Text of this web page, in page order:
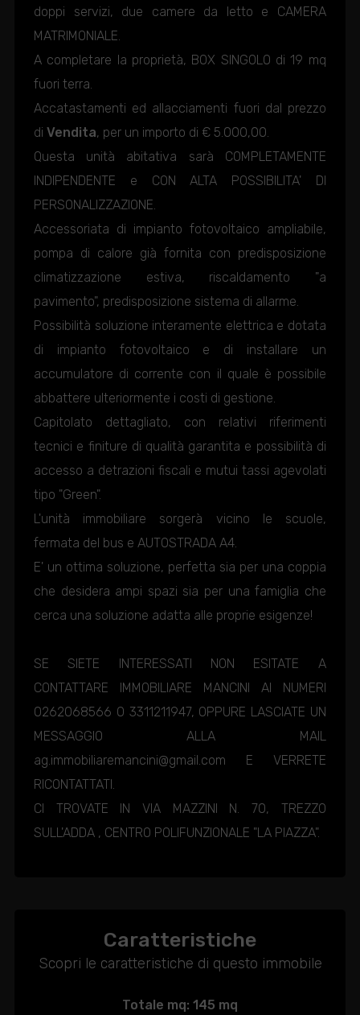
doppi servizi, due camere da letto e CAMERA
MATRIMONIALE.
A completare la proprietà, BOX SINGOLO di 19 mq
fuori terra.
Accatastamenti ed allacciamenti fuori dal prezzo
diVendita, per un importo di € 5.000,00.
Questa unità abitativa sarà COMPLETAMENTE
INDIPENDENTE e CON ALTA POSSIBILITA' DI
PERSONALIZZAZIONE.
Accessoriata di impianto fotovoltaico ampliabile,
pompa di calore già fornita con predisposizione
climatizzazione estiva, riscaldamento "a
pavimento", predisposizione sistema di allarme.
Possibilità soluzione interamente elettrica e dotata
di impianto fotovoltaico e di installare un
accumulatore di corrente con il quale è possibile
abbattere ulteriormente i costi di gestione.
Capitolato dettagliato, con relativi riferimenti
tecnici e finiture di qualità garantita e possibilità di
accesso a detrazioni fiscali e mutui tassi agevolati
tipo "Green".
L'unità immobiliare sorgerà vicino le scuole,
fermata del bus e AUTOSTRADA A4.
E' un ottima soluzione, perfetta sia per una coppia
che desidera ampi spazi sia per una famiglia che
cerca una soluzione adatta alle proprie esigenze!
SE SIETE INTERESSATI NON ESITATE A
CONTATTARE IMMOBILIARE MANCINI AI NUMERI
0262068566 O 3311211947, OPPURE LASCIATE UN
MESSAGGIO ALLA MAIL
ag.immobiliaremancini@gmail.com E VERRETE
RICONTATTATI.
CI TROVATE IN VIA MAZZINI N. 70, TREZZO
SULL'ADDA , CENTRO POLIFUNZIONALE "LA PIAZZA".
Caratteristiche
Scopri le caratteristiche di questo immobile
Totale mq: 145 mq